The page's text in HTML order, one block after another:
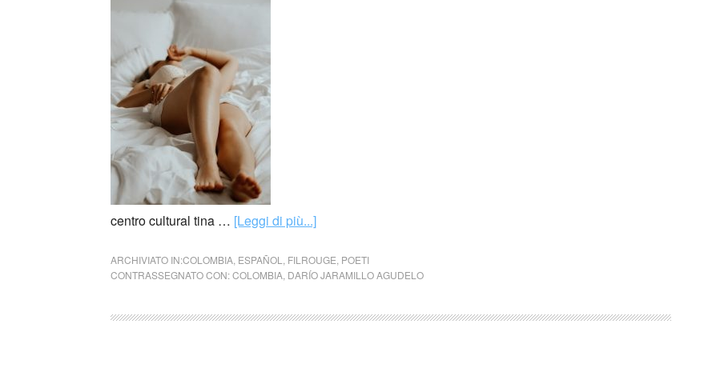
centro cultural tina … [Leggi di più...]
ARCHIVIATO IN:COLOMBIA ESPAÑOL FILROUGE POETI
CONTRASSEGNATO CON:COLOMBIA DARÍO JARAMILLO AGUDELO